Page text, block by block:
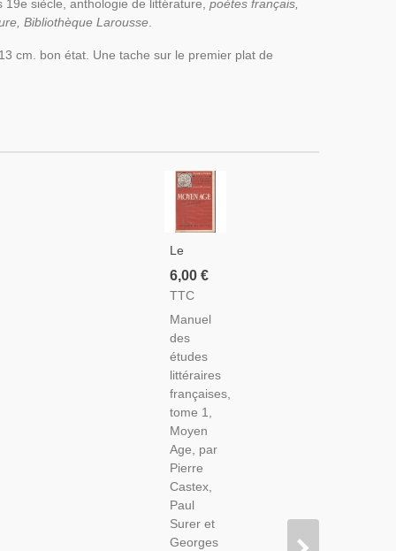
siècle, anthologie de littérature, poètes français,
Bibliothèque Larousse.
cm. bon état. Une tache sur le premier plat de
Le
Moyen
Age,
Des
Études
Littéraires
Françaises,
Castex
Becker,
1946 -
Manuel
De
Littérature
Moyen
Age
6,00 €
TTC
Manuel
des
études
littéraires
françaises,
tome 1,
Moyen
Age, par
Pierre
Castex,
Paul
Surer et
Georges